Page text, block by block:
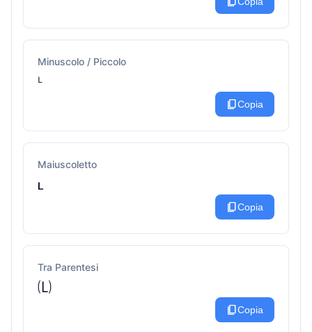
Minuscolo / Piccolo
ᴸ
content_copyCopia
Maiuscoletto
ʟ
content_copyCopia
Tra Parentesi
🄛
content_copyCopia